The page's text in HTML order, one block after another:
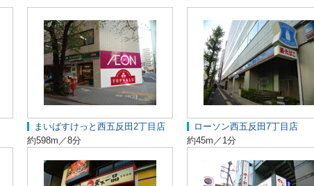
まいばすけっと西五反田2丁目店
約598m／8分
ローソン西五反田7丁目店
約45m／1分